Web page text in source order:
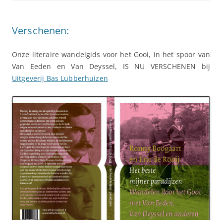
Verschenen:
Onze literaire wandelgids voor het Gooi, in het spoor van
Van Eeden en Van Deyssel, IS NU VERSCHENEN bij
Uitgeverij Bas Lubberhuizen